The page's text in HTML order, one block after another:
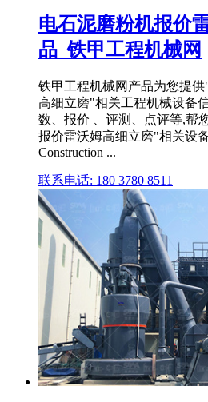
电石泥磨粉机报价
品_铁甲工程机械网
铁甲工程机械网产品为您提
高细立磨"相关工程机械设备
数、报价 、评测、点评等,帮
报价雷沃姆高细立磨"相关设
Construction ...
联系电话: 180 3780 8511